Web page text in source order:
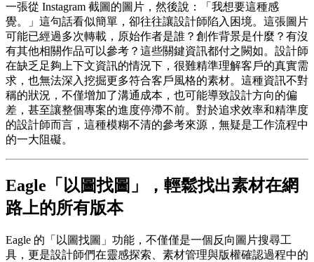
一張從 Instagram 截圖的圖片，然後說：「我想要這種感
覺。」這句話看似簡單，卻往往讓設計師陷入困境。這張圖片
可能已經過多次轉載，原始作者是誰？創作背景是什麼？有沒
有其他相關作品可以參考？這些關鍵資訊都付之闕如。設計師
在缺乏足夠上下文資訊的情況下，很難精準理解客戶的真實需
求，也無法深入挖掘更多符合客戶風格的素材。這種資訊不對
稱的狀況，不僅增加了溝通成本，也可能導致設計方向的偏
差，甚至讓整個專案的進度停滯不前。對於追求效率和精準度
的設計師而言，這種模糊不清的參考來源，無疑是工作流程中
的一大阻礙。
Eagle「以圖找圖」，輕鬆找出素材在網
路上的所有版本
Eagle 的「以圖找圖」功能，不僅僅是一個反向圖片搜尋工
具，更是設計師們在靈感探索、素材管理與版權確認過程中的